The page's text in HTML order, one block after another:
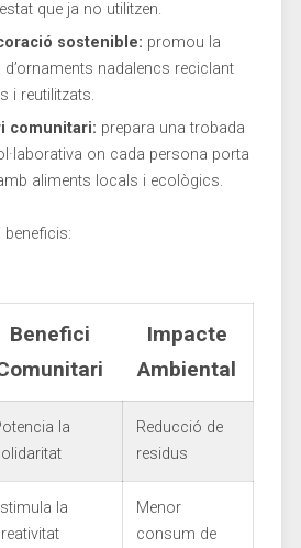
que ja ⁣no utilitzen.
sostenible: promou la
nadalencs⁤ reciclant
i reutilitzats.
comunitari: prepara una‌ trobada
on cada persona porta
aliments locals i ecològics.
beneficis:
Benefici‌
Impacte
Ambiental
​la
Reducció de
residus
la‌
Menor
consum de